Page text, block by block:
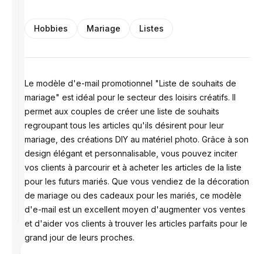
Hobbies Mariage Listes
Le modèle d'e-mail promotionnel "Liste de souhaits de
mariage" est idéal pour le secteur des loisirs créatifs. Il
permet aux couples de créer une liste de souhaits
regroupant tous les articles qu'ils désirent pour leur
mariage, des créations DIY au matériel photo. Grâce à son
design élégant et personnalisable, vous pouvez inciter
vos clients à parcourir et à acheter les articles de la liste
pour les futurs mariés. Que vous vendiez de la décoration
de mariage ou des cadeaux pour les mariés, ce modèle
d'e-mail est un excellent moyen d'augmenter vos ventes
et d'aider vos clients à trouver les articles parfaits pour le
grand jour de leurs proches.